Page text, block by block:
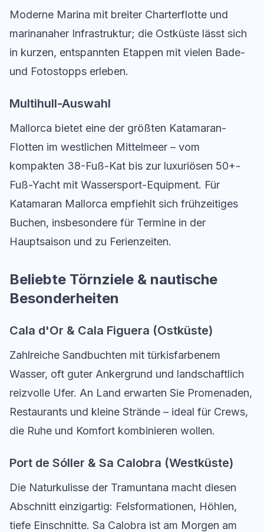
Moderne Marina mit breiter Charterflotte und
marinanaher Infrastruktur; die Ostküste lässt sich
in kurzen, entspannten Etappen mit vielen Bade-
und Fotostopps erleben.
Multihull-Auswahl
Mallorca bietet eine der größten Katamaran-
Flotten im westlichen Mittelmeer – vom
kompakten 38-Fuß-Kat bis zur luxuriösen 50+-
Fuß-Yacht mit Wassersport-Equipment. Für
Katamaran Mallorca empfiehlt sich frühzeitiges
Buchen, insbesondere für Termine in der
Hauptsaison und zu Ferienzeiten.
Beliebte Törnziele & nautische
Besonderheiten
Cala d'Or & Cala Figuera (Ostküste)
Zahlreiche Sandbuchten mit türkisfarbenem
Wasser, oft guter Ankergrund und landschaftlich
reizvolle Ufer. An Land erwarten Sie Promenaden,
Restaurants und kleine Strände – ideal für Crews,
die Ruhe und Komfort kombinieren wollen.
Port de Sóller & Sa Calobra (Westküste)
Die Naturkulisse der Tramuntana macht diesen
Abschnitt einzigartig: Felsformationen, Höhlen,
tiefe Einschnitte. Sa Calobra ist am Morgen am